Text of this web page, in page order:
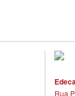
Rua